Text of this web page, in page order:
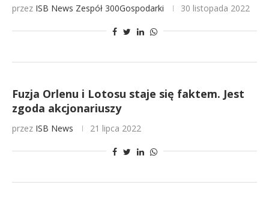
przez ISB News Zespół 300Gospodarki 30 listopada 2022
Fuzja Orlenu i Lotosu staje się faktem. Jest
zgoda akcjonariuszy
przez ISB News 21 lipca 2022